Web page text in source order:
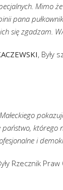
Mimo
pana
się zgadzam.
, Były
państwo, którego
i
Rzecznik